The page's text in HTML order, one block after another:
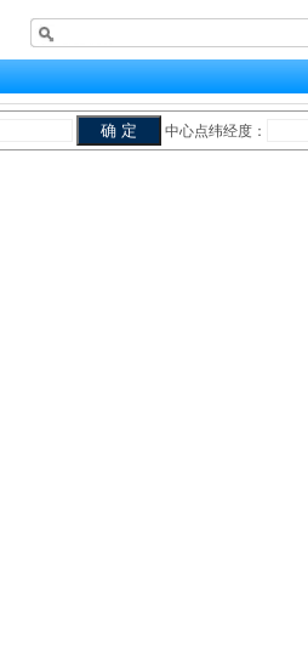
中心点纬经度：